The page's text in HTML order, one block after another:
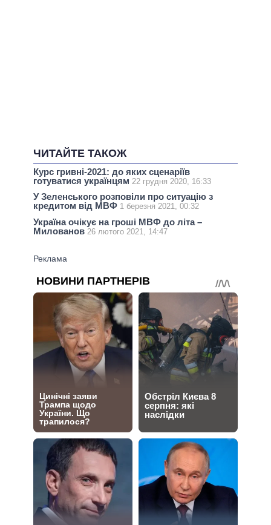
ЧИТАЙТЕ ТАКОЖ
Курс гривні-2021: до яких сценаріїв
готуватися українцям 22 грудня 2020, 16:33
У Зеленського розповіли про ситуацію з
кредитом від МВФ 1 березня 2021, 00:32
Україна очікує на гроші МВФ до літа –
Милованов 26 лютого 2021, 14:47